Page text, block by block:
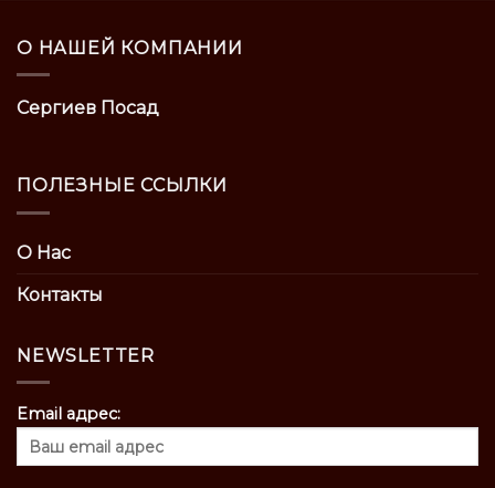
О НАШЕЙ КОМПАНИИ
Сергиев Посад
ПОЛЕЗНЫЕ ССЫЛКИ
О Нас
Контакты
NEWSLETTER
Email адрес: